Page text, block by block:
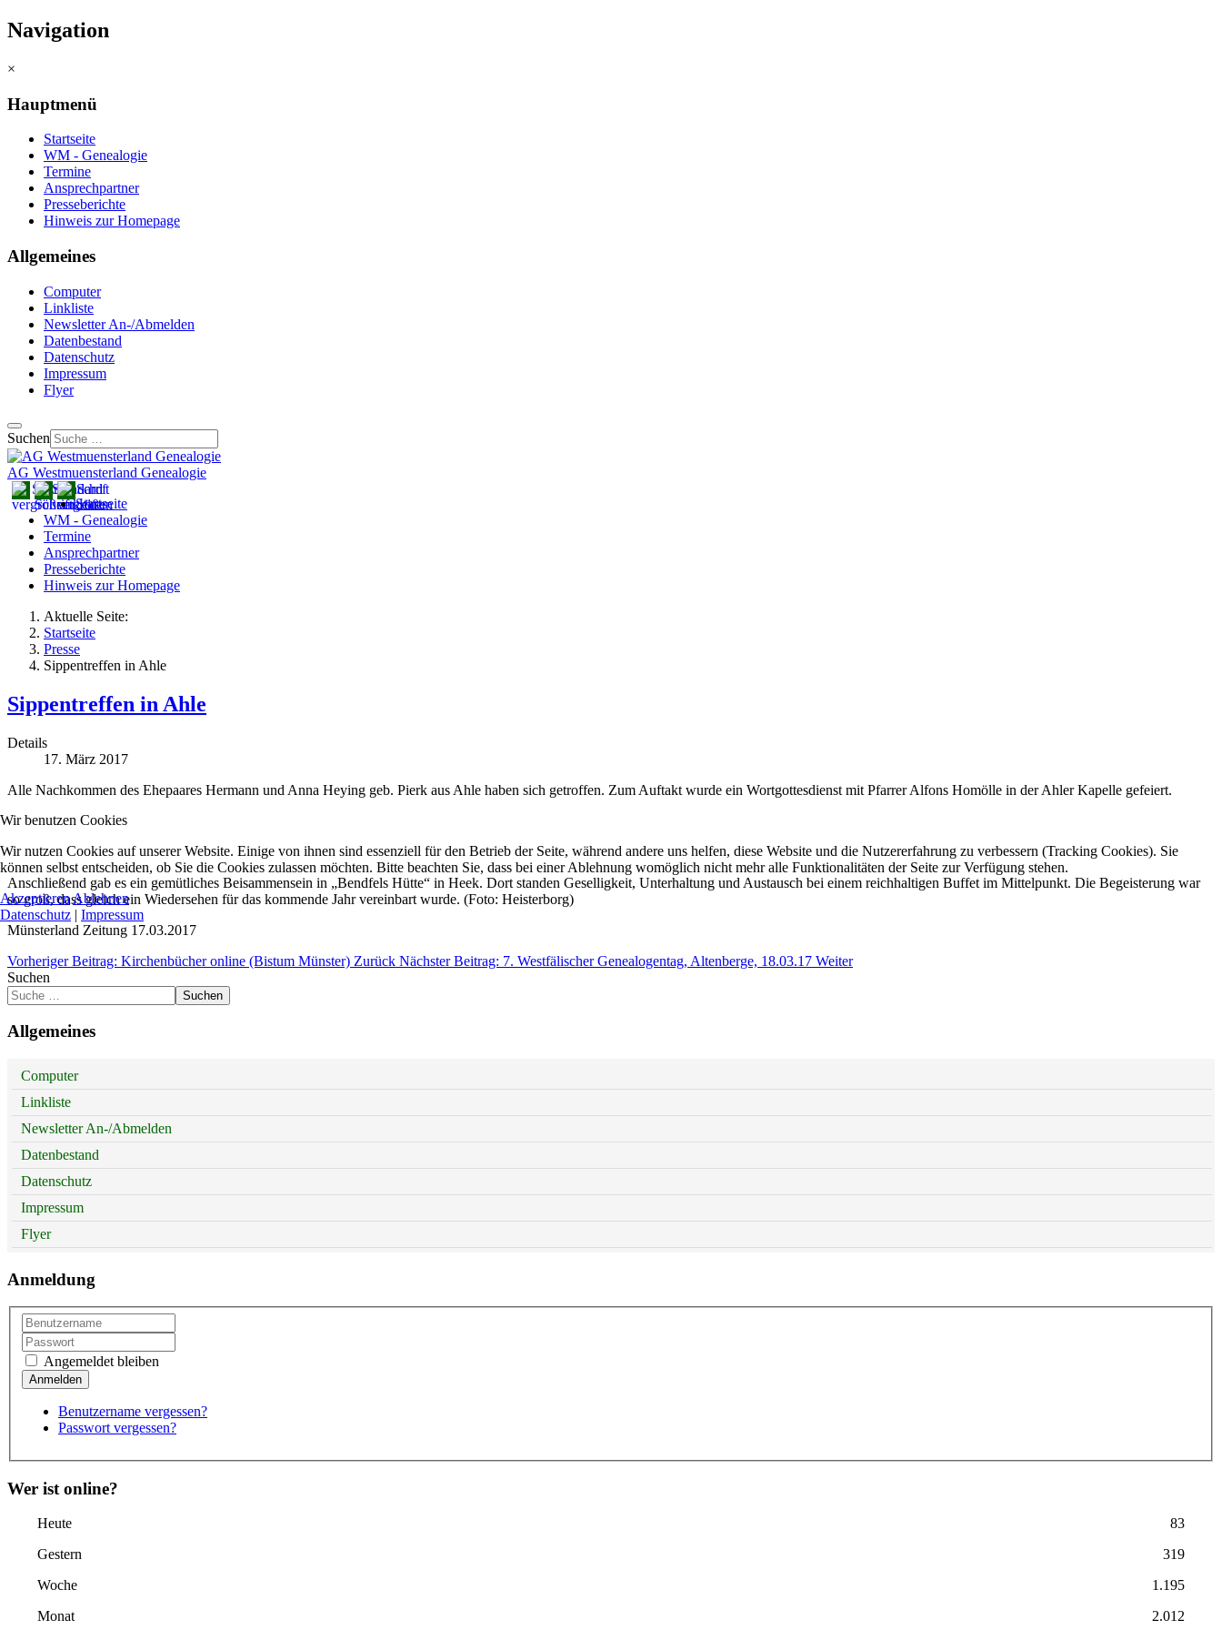
Navigation
×
Hauptmenü
Startseite
WM - Genealogie
Termine
Ansprechpartner
Presseberichte
Hinweis zur Homepage
Allgemeines
Computer
Linkliste
Newsletter An-/Abmelden
Datenbestand
Datenschutz
Impressum
Flyer
Suchen
AG Westmuensterland Genealogie
Startseite
WM - Genealogie
Termine
Ansprechpartner
Presseberichte
Hinweis zur Homepage
Aktuelle Seite:
Startseite
Presse
Sippentreffen in Ahle
Sippentreffen in Ahle
Details
17. März 2017
Alle Nachkommen des Ehepaares Hermann und Anna Heying geb. Pierk aus Ahle haben sich getroffen. Zum Auftakt wurde ein Wortgottesdienst mit Pfarrer Alfons Homölle in der Ahler Kapelle gefeiert.
Anschließend gab es ein gemütliches Beisammensein in „Bendfels Hütte“ in Heek. Dort standen Geselligkeit, Unterhaltung und Austausch bei einem reichhaltigen Buffet im Mittelpunkt. Die Begeisterung war
so groß, dass gleich ein Wiedersehen für das kommende Jahr vereinbart wurde. (Foto: Heisterborg)
Münsterland Zeitung 17.03.2017
Vorheriger Beitrag: Kirchenbücher online (Bistum Münster) Zurück Nächster Beitrag: 7. Westfälischer Genealogentag, Altenberge, 18.03.17 Weiter
Suchen
Suchen
Allgemeines
Computer
Linkliste
Newsletter An-/Abmelden
Datenbestand
Datenschutz
Impressum
Flyer
Anmeldung
Angemeldet bleiben
Benutzername vergessen?
Passwort vergessen?
Wer ist online?
Heute
83
Gestern
319
Woche
1.195
Monat
2.012
Wir benutzen Cookies
Wir nutzen Cookies auf unserer Website. Einige von ihnen sind essenziell für den Betrieb der Seite, während andere uns helfen, diese Website und die Nutzererfahrung zu verbessern (Tracking Cookies). Sie
können selbst entscheiden, ob Sie die Cookies zulassen möchten. Bitte beachten Sie, dass bei einer Ablehnung womöglich nicht mehr alle Funktionalitäten der Seite zur Verfügung stehen.
AkzeptierenAblehnen
Datenschutz | Impressum